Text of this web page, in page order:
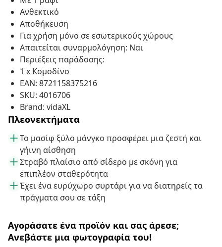
Ανθεκτικό
Αποθήκευση
Για χρήση μόνο σε εσωτερικούς χώρους
Απαιτείται συναρμολόγηση: Ναι
Περιέξεις παράδοσης:
1 x Κομοδίνο
EAN: 8721158375216
SKU: 4016706
Brand: vidaXL
Πλεονεκτήματα
Το μασίφ ξύλο μάνγκο προσφέρει μια ζεστή και
γήινη αίσθηση
Στραβό πλαίσιο από σίδερο με σκόνη για
επιπλέον σταθερότητα
Έχει ένα ευρύχωρο συρτάρι για να διατηρείς τα
πράγματα σου σε τάξη
Αγοράσατε ένα προϊόν και σας άρεσε;
Ανεβάστε μια φωτογραφία του!